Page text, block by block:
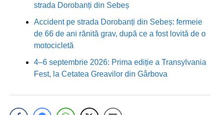
strada Dorobanți din Sebeș
Accident pe strada Dorobanți din Sebeș: fermeie
de 66 de ani rănită grav, după ce a fost lovită de o
motocicletă
4–6 septembrie 2026: Prima ediție a Transylvania
Fest, la Cetatea Greavilor din Gârbova